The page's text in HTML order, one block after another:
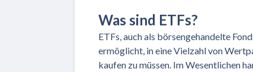
Was sind ETFs?
ETFs, auch als börsengehandelte
ermöglicht, in eine Vielzahl von
kaufen zu müssen. Im Wesentlichen